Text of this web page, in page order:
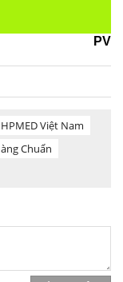
PV
Việt Nam
Chuẩn